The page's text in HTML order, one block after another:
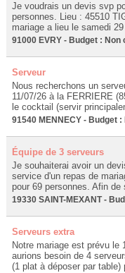
Je voudrais un devis svp
personnes. Lieu : 45510
mariage a lieu le samedi
91000 EVRY - Budget :
Serveur
Nous recherchons un
11/07/26 à la FERRIERE
le cocktail (servir
91540 MENNECY - Budget
Équipe de 3 serveurs
Je souhaiterai avoir un
service d'un repas de
pour 69 personnes. Afin
19330 SAINT-MEXANT -
Serveurs extra
Notre mariage est prévu le
aurions besoin de 4
(1 plat à déposer par table)